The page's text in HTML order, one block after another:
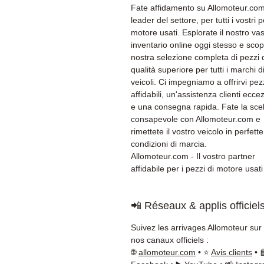
Fate affidamento su
leader del settore, per tutti i vostri
motore usati. Esplorate il nostro
inventario online oggi stesso e
nostra selezione completa di pezzi
qualità superiore per tutti i marchi di
veicoli. Ci impegniamo a offrirvi
affidabili, un'assistenza clienti
e una consegna rapida. Fate la
consapevole con Allomoteur.com e
rimettete il vostro veicolo in perfette
condizioni di marcia.
Allomoteur.com - Il vostro partner
affidabile per i pezzi di motore usati
📲 Réseaux & applis
Suivez les arrivages Allomoteur sur
nos canaux officiels :
🌐allomoteur.com • ⭐ Avis clients •